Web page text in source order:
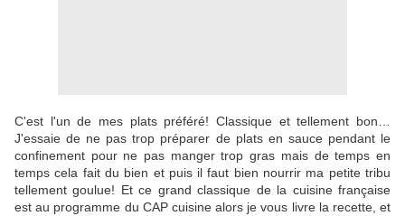
C'est l'un de mes plats préféré! Classique et tellement bon…
J'essaie de ne pas trop préparer de plats en sauce pendant le
confinement pour ne pas manger trop gras mais de temps en
temps cela fait du bien et puis il faut bien nourrir ma petite tribu
tellement goulue! Et ce grand classique de la cuisine française
est au programme du CAP cuisine alors je vous livre la recette, et